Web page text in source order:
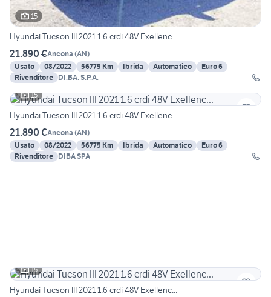
15
Hyundai Tucson III 2021 1.6 crdi 48V Exellenc...
21.890 €Ancona (AN)
Usato
08/2022 56775 Km Ibrida Automatico
Euro 6
Rivenditore DI.BA. S.P.A.
15
Hyundai Tucson III 2021 1.6 crdi 48V Exellenc...
21.890 €Ancona (AN)
Usato
08/2022 56775 Km Ibrida Automatico
Euro 6
Rivenditore DIBA SPA
15
Hyundai Tucson III 2021 1.6 crdi 48V Exellenc...